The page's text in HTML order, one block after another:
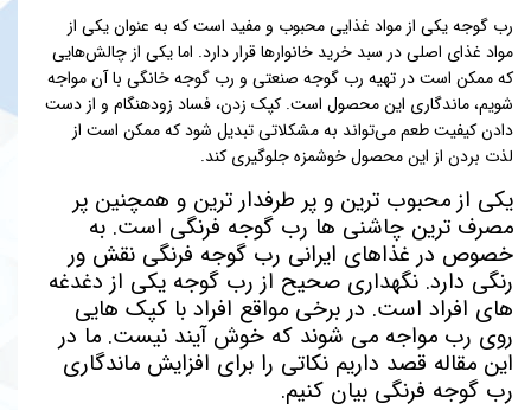
رب گوجه یکی از مواد غذایی محبوب و مفید است که به عنوان یکی از
مواد غذای اصلی در سبد خرید خانوارها قرار دارد. اما یکی از چالش‌هایی
که ممکن است در تهیه رب گوجه صنعتی و رب گوجه خانگی با آن مواجه
شویم، ماندگاری این محصول است. کپک زدن، فساد زودهنگام و از دست
دادن کیفیت طعم می‌تواند به مشکلاتی تبدیل شود که ممکن است از
لذت بردن از این محصول خوشمزه جلوگیری کند.
یکی از محبوب ترین و پر طرفدار ترین و همچنین پر
مصرف ترین چاشنی ها رب گوجه فرنگی است. به
خصوص در غذاهای ایرانی رب گوجه فرنگی نقش ور
رنگی دارد. نگهداری صحیح از رب گوجه یکی از دغدغه
های افراد است. در برخی مواقع افراد با کپک هایی
روی رب مواجه می شوند که خوش آیند نیست. ما در
این مقاله قصد داریم نکاتی را برای افزایش ماندگاری
رب گوجه فرنگی بیان کنیم.